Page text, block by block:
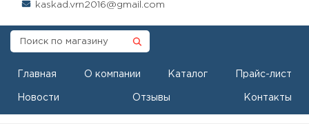
kaskad.vrn2016@gmail.com
Главная О компании Каталог Прайс-лист
Новости Отзывы Контакты